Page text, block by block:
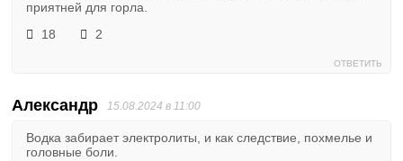
приятней для горла.
18
2
ОТВЕТИТЬ
Александр 15.08.2024 в 11:00
Водка забирает электролиты, и как следствие, похмелье и
головные боли.